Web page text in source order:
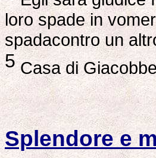
loro spade in
spadacontro un
5Casa di
Splendore e